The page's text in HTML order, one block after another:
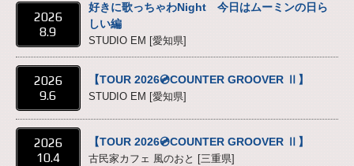
2026
8.9
好きに歌っちゃわNight 今日はムーミンの日ら
しい編
STUDIO EM [愛知県]
2026
9.6
【TOUR 2026💿COUNTER GROOVER Ⅱ】
STUDIO EM [愛知県]
2026
10.4
【TOUR 2026💿COUNTER GROOVER Ⅱ】
古民家カフェ 風のおと [三重県]